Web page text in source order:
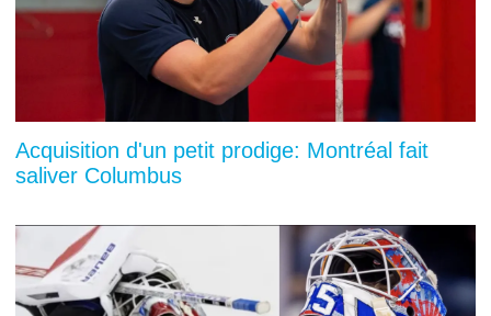
Acquisition d'un petit prodige: Montréal fait
saliver Columbus